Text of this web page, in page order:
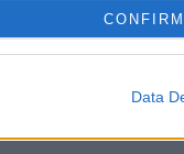
CONFIRM
Data